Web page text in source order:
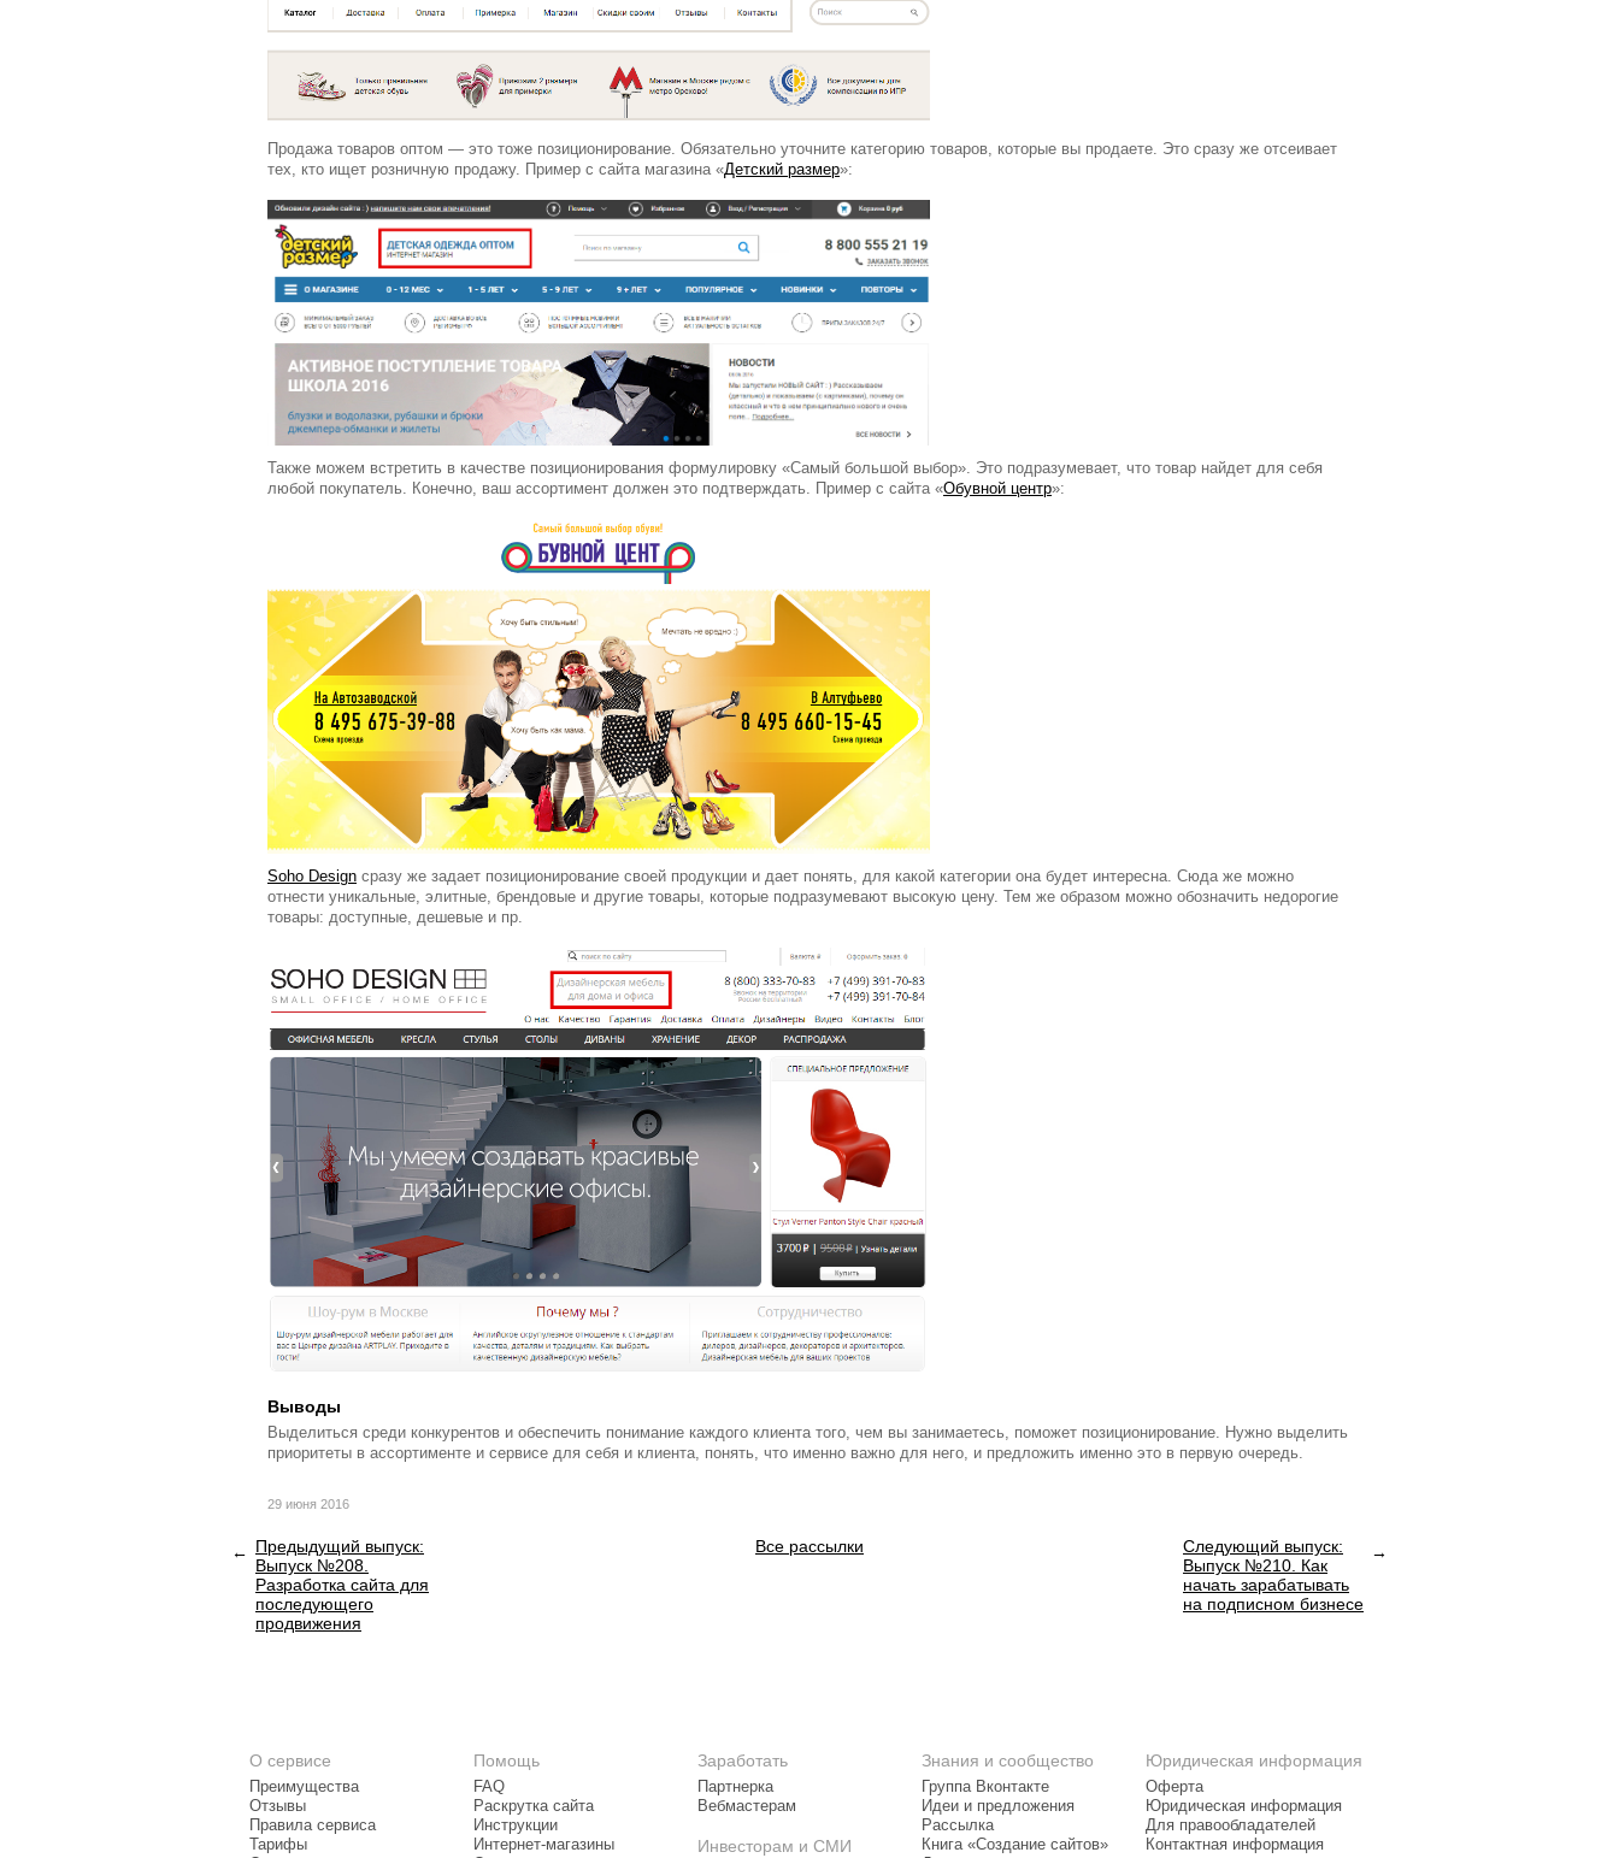
Продажа товаров оптом — это тоже позиционирование. Обязательно уточните категорию товаров, которые вы продаете. Это сразу же отсеивает
тех, кто ищет розничную продажу. Пример с сайта магазина «Детский размер»:
Также можем встретить в качестве позиционирования формулировку «Самый большой выбор». Это подразумевает, что товар найдет для себя
любой покупатель. Конечно, ваш ассортимент должен это подтверждать. Пример с сайта «Обувной центр»:
Soho Design сразу же задает позиционирование своей продукции и дает понять, для какой категории она будет интересна. Сюда же можно
отнести уникальные, элитные, брендовые и другие товары, которые подразумевают высокую цену. Тем же образом можно обозначить недорогие
товары: доступные, дешевые и пр.
Выводы
Выделиться среди конкурентов и обеспечить понимание каждого клиента того, чем вы занимаетесь, поможет позиционирование. Нужно выделить
приоритеты в ассортименте и сервисе для себя и клиента, понять, что именно важно для него, и предложить именно это в первую очередь.
29 июня 2016
Предыдущий выпуск:
Выпуск №208.
Разработка сайта для
последующего
продвижения
Все рассылки
Следующий выпуск:
Выпуск №210. Как
начать зарабатывать
на подписном бизнесе
О сервисе
Преимущества
Отзывы
Правила сервиса
Тарифы
Помощь
FAQ
Раскрутка сайта
Инструкции
Интернет-магазины
Заработать
Партнерка
Вебмастерам
Инвесторам и СМИ
Знания и сообщество
Группа Вконтакте
Идеи и предложения
Рассылка
Книга «Создание сайтов»
Юридическая информация
Оферта
Юридическая информация
Для правообладателей
Контактная информация